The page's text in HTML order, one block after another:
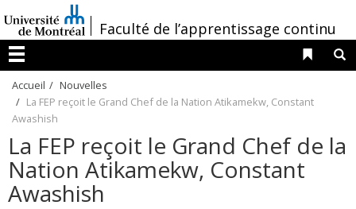
au
contenu
/Faculté de l’apprentissage continu
Menu
Liens
Accueil
Nouvelles
La FEP reçoit le Grand Chef de la Nation Atikamekw, Constant
Awashish
La FEP reçoit le Grand Chef de la
Nation Atikamekw, Constant
Awashish